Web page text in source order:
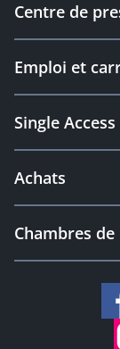
Centre de
Emploi et
Single
Achats
Chambres